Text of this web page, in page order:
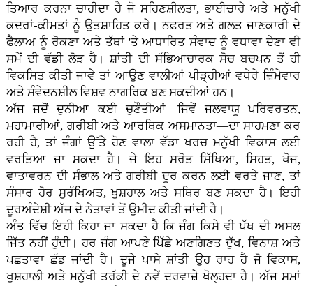
ਤਿਆਰ ਕਰਨਾ ਚਾਹੀਦਾ ਹੈ ਜੋ ਸਹਿਣਸ਼ੀਲਤਾ, ਭਾਈਚਾਰੇ ਅਤੇ ਮਨੁੱਖੀ
ਕਦਰਾਂ-ਕੀਮਤਾਂ ਨੂੰ ਉਤਸ਼ਾਹਿਤ ਕਰੇ। ਨਫ਼ਰਤ ਅਤੇ ਗਲਤ ਜਾਣਕਾਰੀ ਦੇ
ਫੈਲਾਅ ਨੂੰ ਰੋਕਣਾ ਅਤੇ ਤੱਥਾਂ 'ਤੇ ਆਧਾਰਿਤ ਸੰਵਾਦ ਨੂੰ ਵਧਾਵਾ ਦੇਣਾ ਵੀ
ਸਮੇਂ ਦੀ ਵੱਡੀ ਲੋੜ ਹੈ। ਸ਼ਾਂਤੀ ਦੀ ਸੱਭਿਆਚਾਰਕ ਸੋਚ ਬਚਪਨ ਤੋਂ ਹੀ
ਵਿਕਸਿਤ ਕੀਤੀ ਜਾਵੇ ਤਾਂ ਆਉਣ ਵਾਲੀਆਂ ਪੀੜ੍ਹੀਆਂ ਵਧੇਰੇ ਜ਼ਿੰਮੇਵਾਰ
ਅਤੇ ਸੰਵੇਦਨਸ਼ੀਲ ਵਿਸ਼ਵ ਨਾਗਰਿਕ ਬਣ ਸਕਦੀਆਂ ਹਨ।
ਅੱਜ ਜਦੋਂ ਦੁਨੀਆ ਕਈ ਚੁਣੌਤੀਆਂ—ਜਿਵੇਂ ਜਲਵਾਯੂ ਪਰਿਵਰਤਨ,
ਮਹਾਮਾਰੀਆਂ, ਗਰੀਬੀ ਅਤੇ ਆਰਥਿਕ ਅਸਮਾਨਤਾ—ਦਾ ਸਾਹਮਣਾ ਕਰ
ਰਹੀ ਹੈ, ਤਾਂ ਜੰਗਾਂ ਉੱਤੇ ਹੋਣ ਵਾਲਾ ਵੱਡਾ ਖਰਚ ਮਨੁੱਖੀ ਵਿਕਾਸ ਲਈ
ਵਰਤਿਆ ਜਾ ਸਕਦਾ ਹੈ। ਜੇ ਇਹ ਸਰੋਤ ਸਿੱਖਿਆ, ਸਿਹਤ, ਖੋਜ,
ਵਾਤਾਵਰਨ ਦੀ ਸੰਭਾਲ ਅਤੇ ਗਰੀਬੀ ਦੂਰ ਕਰਨ ਲਈ ਵਰਤੇ ਜਾਣ, ਤਾਂ
ਸੰਸਾਰ ਹੋਰ ਸੁਰੱਖਿਅਤ, ਖੁਸ਼ਹਾਲ ਅਤੇ ਸਥਿਰ ਬਣ ਸਕਦਾ ਹੈ। ਇਹੀ
ਦੂਰਅੰਦੇਸ਼ੀ ਅੱਜ ਦੇ ਨੇਤਾਵਾਂ ਤੋਂ ਉਮੀਦ ਕੀਤੀ ਜਾਂਦੀ ਹੈ।
ਅੰਤ ਵਿੱਚ ਇਹੀ ਕਿਹਾ ਜਾ ਸਕਦਾ ਹੈ ਕਿ ਜੰਗ ਕਿਸੇ ਵੀ ਪੱਖ ਦੀ ਅਸਲ
ਜਿੱਤ ਨਹੀਂ ਹੁੰਦੀ। ਹਰ ਜੰਗ ਆਪਣੇ ਪਿੱਛੇ ਅਣਗਿਣਤ ਦੁੱਖ, ਵਿਨਾਸ਼ ਅਤੇ
ਪਛਤਾਵਾ ਛੱਡ ਜਾਂਦੀ ਹੈ। ਦੂਜੇ ਪਾਸੇ ਸ਼ਾਂਤੀ ਉਹ ਰਾਹ ਹੈ ਜੋ ਵਿਕਾਸ,
ਖੁਸ਼ਹਾਲੀ ਅਤੇ ਮਨੁੱਖੀ ਤਰੱਕੀ ਦੇ ਨਵੇਂ ਦਰਵਾਜ਼ੇ ਖੋਲ੍ਹਦਾ ਹੈ। ਅੱਜ ਸਮਾਂ